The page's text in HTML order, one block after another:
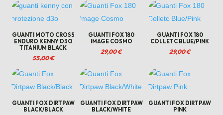
GUANTI MOTO CROSS
ENDURO KENNY D3O
TITANIUM BLACK
55,00€
GUANTI FOX 180
IMAGE COSMO
29,00€
GUANTI FOX 180
COLLETC BLUE/PINK
29,00€
GUANTI FOX DIRTPAW
BLACK/BLACK
GUANTI FOX DIRTPAW
BLACK/WHITE
GUANTI FOX DIRTPAW
PINK